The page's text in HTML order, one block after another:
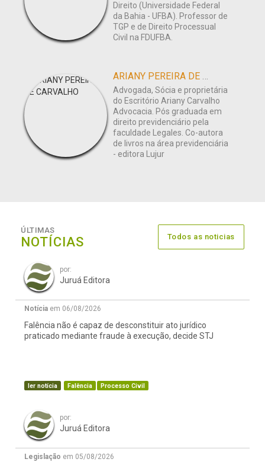
Direito (Universidade Federal
da Bahia - UFBA). Professor de
TGP e de Direito Processual
Civil na FDUFBA.
ARIANY PEREIRA DE CARVALHO
Advogada, Sócia e proprietária
do Escritório Ariany Carvalho
Advocacia. Pós graduada em
direito previdenciário pela
faculdade Legales. Co-autora
de livros na área previdenciária
- editora Lujur
ÚLTIMAS
NOTÍCIAS Todos as noticias
por:
Juruá Editora
Notícia em 06/08/2026
Falência não é capaz de desconstituir ato jurídico
praticado mediante fraude à execução, decide STJ
ler notícia Falência Processo Civil
por:
Juruá Editora
Legislação em 05/08/2026